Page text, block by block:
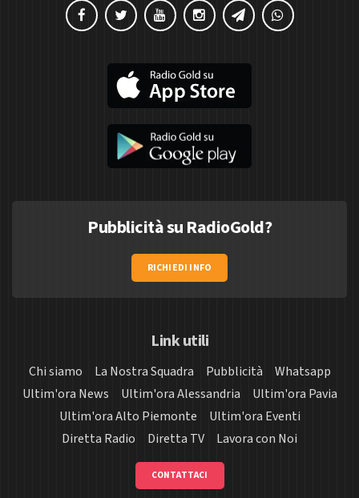
Pubblicità su RadioGold?
RICHIEDI INFO
Link utili
Chi siamo La Nostra Squadra Pubblicità
Whatsapp
Ultim'ora News
Ultim'ora Alessandria
Ultim'ora Pavia
Ultim'ora Alto Piemonte
Ultim'ora Eventi
Diretta Radio
Diretta TV Lavora con Noi
CONTATTACI